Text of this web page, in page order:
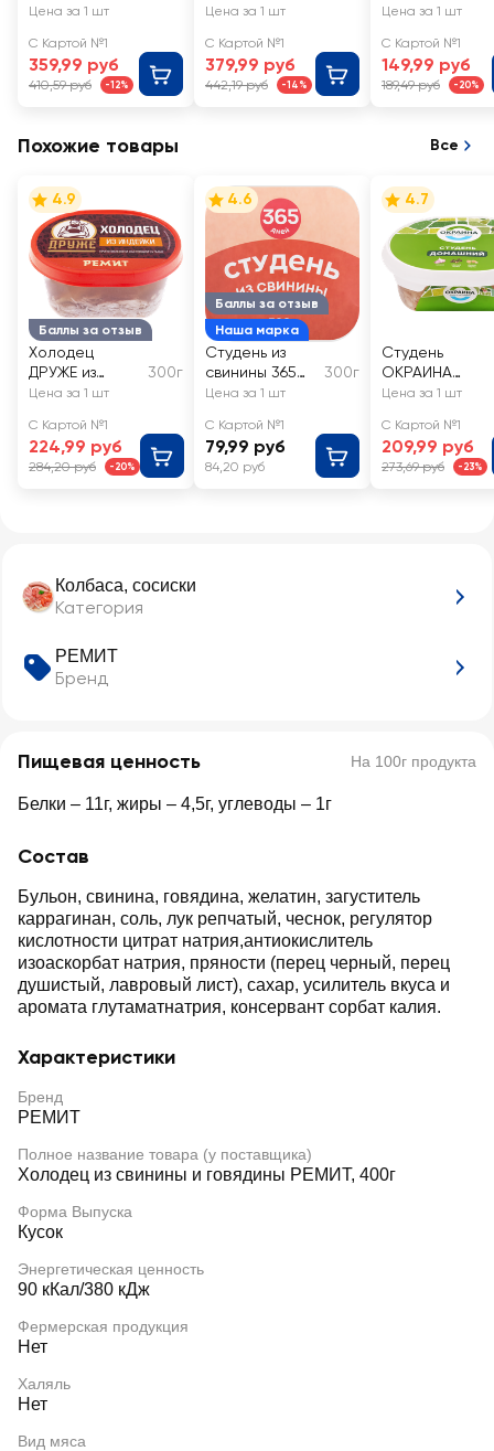
Колбаса, сосиски
Категория
РЕМИТ
Бренд
Пищевая ценность На 100г продукта
Белки – 11г, жиры – 4,5г, углеводы – 1г
Состав
Бульон, свинина, говядина, желатин, загуститель
каррагинан, соль, лук репчатый, чеснок, регулятор
кислотности цитрат натрия,антиокислитель
изоаскорбат натрия, пряности (перец черный, перец
душистый, лавровый лист), сахар, усилитель вкуса и
аромата глутаматнатрия, консервант сорбат калия.
Характеристики
Бренд
РЕМИТ
Полное название товара (у поставщика)
Холодец из свинины и говядины РЕМИТ, 400г
Форма Выпуска
Кусок
Энергетическая ценность
90 кКал/380 кДж
Фермерская продукция
Нет
Халяль
Нет
Вид мяса
от Ремит
Цена за 1 шт
С Картой №1
359,99 руб
410,59 руб -12%
РЕМИТ
ГОСТ
Цена за 1 шт
С Картой №1
379,99 руб
442,19 руб -14%
БЛИЖНИЕ
Цена за 1 шт
С Картой №1
149,99 руб
189,49 руб -20%
Похожие товары Все
Баллы за отзыв
4.9
Холодец
ДРУЖЕ из
индейки
300г
Цена за 1 шт
С Картой №1
224,99 руб
284,20 руб -20%
Баллы за отзыв
Наша марка
4.6
Студень из
свинины 365
ДНЕЙ
300г
Цена за 1 шт
С Картой №1
79,99 руб
84,20 руб
4.7
Студень
ОКРАИНА
Домашний
Цена за 1 шт
С Картой №1
209,99 руб
273,69 руб -23%